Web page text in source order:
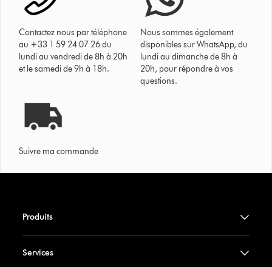
Contactez nous par téléphone
au +33 1 59 24 07 26 du
lundi au vendredi de 8h à 20h
et le samedi de 9h à 18h.
Nous sommes également
disponibles sur WhatsApp, du
lundi au dimanche de 8h à
20h, pour répondre à vos
questions.
Suivre ma commande
Produits
Services